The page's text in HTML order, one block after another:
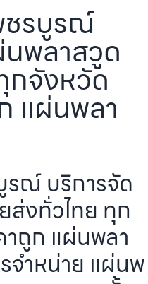
ชรบูรณ์
พลาสวูด
กจังหวัด
แผ่นพลา
รณ์ บริการจัด
ส่งทั่วไทย ทุก
ถูก แผ่นพลา
ำหน่าย แผ่นพ